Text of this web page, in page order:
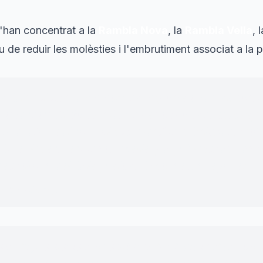
concentrat a la , la
,
de reduir les molèsties i l'embrutiment associat a la